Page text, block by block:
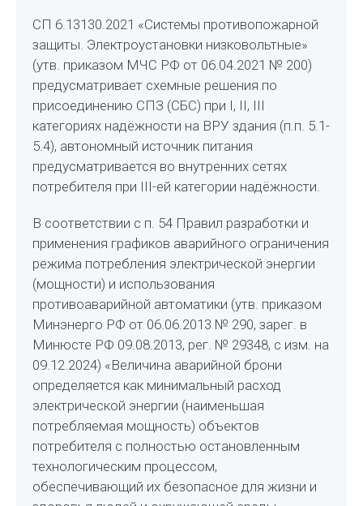
СП 6.13130.2021 «Системы противопожарной
защиты. Электроустановки низковольтные»
(утв. приказом МЧС РФ от 06.04.2021 № 200)
предусматривает схемные решения по
присоединению СПЗ (СБС) при I, II, III
категориях надёжности на ВРУ здания (п.п. 5.1-
5.4), автономный источник питания
предусматривается во внутренних сетях
потребителя при III-ей категории надёжности.
В соответствии с п. 54 Правил разработки и
применения графиков аварийного ограничения
режима потребления электрической энергии
(мощности) и использования
противоаварийной автоматики (утв. приказом
Минэнерго РФ от 06.06.2013 № 290, зарег. в
Минюсте РФ 09.08.2013, рег. № 29348, с изм. на
09.12.2024) «Величина аварийной брони
определяется как минимальный расход
электрической энергии (наименьшая
потребляемая мощность) объектов
потребителя с полностью остановленным
технологическим процессом,
обеспечивающий их безопасное для жизни и